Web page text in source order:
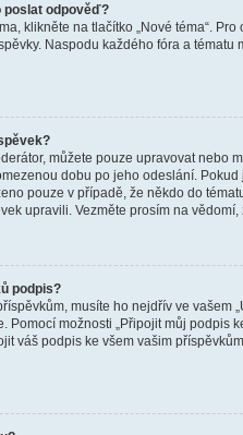
poslat odpověď?
klikněte na tlačítko „Nové téma“.
Naspodu každého fóra a
můžete pouze upravovat nebo
dobu po jeho odeslání.
pouze v případě, že někdo do
upravili. Vezměte prosím na
podpis?
musíte ho nejdřív ve vašem
možnosti „Připojit můj podpis
váš podpis ke všem vašim